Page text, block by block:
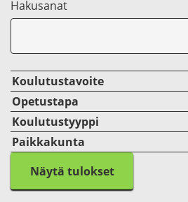
Ha­kusa­nat
Koulutustavoite
Opetustapa
Koulutustyyppi
Paikkakunta
Näytä tulokset